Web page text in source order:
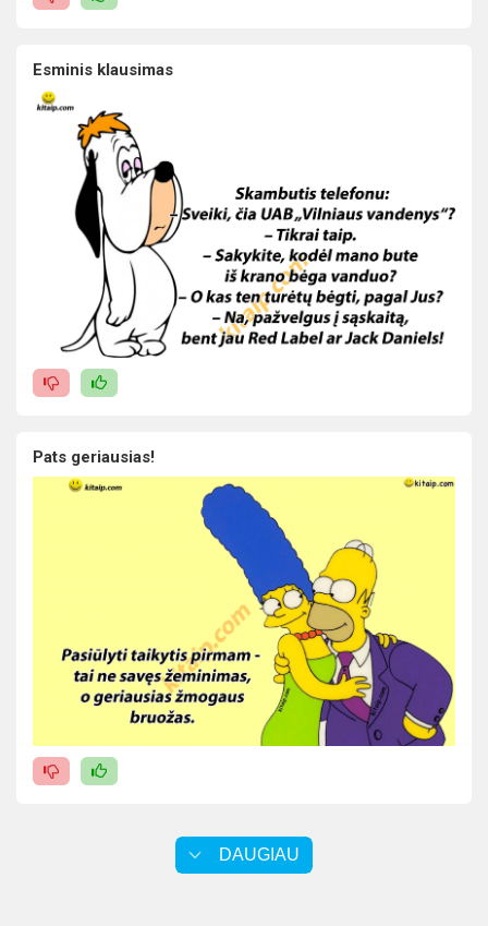
Esminis klausimas
Pats geriausias!
DAUGIAU